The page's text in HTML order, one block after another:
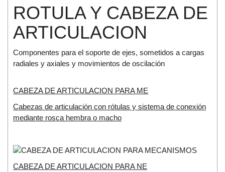
ROTULA Y CABEZA DE
ARTICULACION
Componentes para el soporte de ejes, sometidos a cargas
radiales y axiales y movimientos de oscilación
CABEZA DE ARTICULACION PARA ME
Cabezas de articulación con rótulas y sistema de conexión
mediante rosca hembra o macho
CABEZA DE ARTICULACION PARA NE